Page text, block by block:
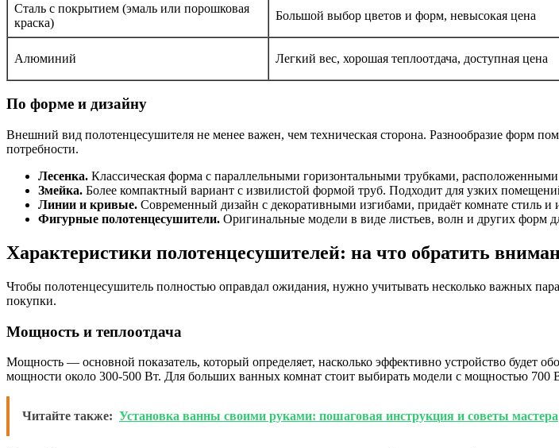
Сталь с покрытием (эмаль или порошковая
краска)
Большой выбор цветов и форм, невысокая цена
Алюминий Легкий вес, хорошая теплоотдача, доступная цена
По форме и дизайну
Внешний вид полотенцесушителя не менее важен, чем техническая сторона. Разнообразие форм
потребности.
Лесенка. Классическая форма с параллельными горизонтальными трубками,
Змейка. Более компактный вариант с извилистой формой труб. Подходит для узких
Линии и кривые. Современный дизайн с декоративными изгибами, придаёт комнате стиль и
Фигурные полотенцесушители. Оригинальные модели в виде листьев, волн и других форм
Характеристики полотенцесушителей: на что обратить
Чтобы полотенцесушитель полностью оправдал ожидания, нужно учитывать несколько важных
покупки.
Мощность и теплоотдача
Мощность — основной показатель, который определяет, насколько эффективно устройство будет
мощности около 300-500 Вт. Для больших ванных комнат стоит выбирать модели с мощностью 700
Читайте также: Установка ванны своими руками: пошаговая инструкция и советы мастера